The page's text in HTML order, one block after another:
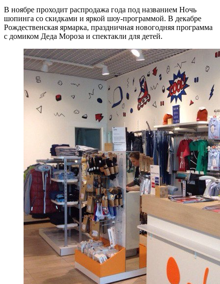
В ноябре проходит распродажа года под названием Ночь
шопинга со скидками и яркой шоу-программой. В декабре
Рождественская ярмарка, праздничная новогодняя программа
с домиком Деда Мороза и спектакли для детей.